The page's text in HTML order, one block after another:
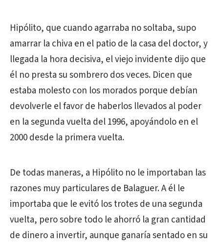
Hipólito, que cuando agarraba no soltaba, supo
amarrar la chiva en el patio de la casa del doctor, y
llegada la hora decisiva, el viejo invidente dijo que
él no presta su sombrero dos veces. Dicen que
estaba molesto con los morados porque debían
devolverle el favor de haberlos llevados al poder
en la segunda vuelta del 1996, apoyándolo en el
2000 desde la primera vuelta.
De todas maneras, a Hipólito no le importaban las
razones muy particulares de Balaguer. A él le
importaba que le evitó los trotes de una segunda
vuelta, pero sobre todo le ahorró la gran cantidad
de dinero a invertir, aunque ganaría sentado en su